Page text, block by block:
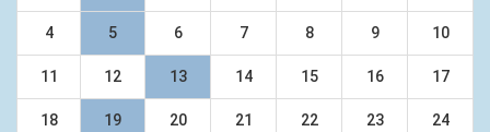
4 5 6 7 8 9 10
11 12 13 14 15 16 17
18 19 20 21 22 23 24